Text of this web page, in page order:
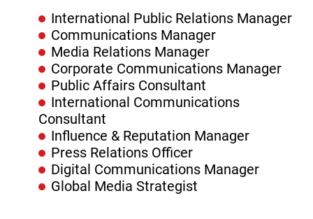
International Public Relations Manager
Communications Manager
Media Relations Manager
Corporate Communications Manager
Public Affairs Consultant
International Communications
Consultant
Influence & Reputation Manager
Press Relations Officer
Digital Communications Manager
Global Media Strategist